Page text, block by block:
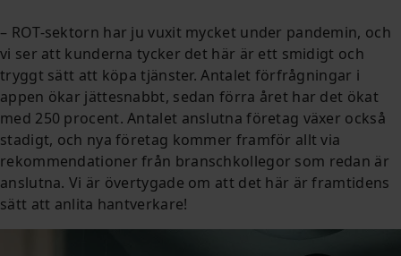
– ROT-sektorn har ju vuxit mycket under pandemin, och
vi ser att kunderna tycker det här är ett smidigt och
tryggt sätt att köpa tjänster. Antalet förfrågningar i
appen ökar jättesnabbt, sedan förra året har det ökat
med 250 procent. Antalet anslutna företag växer också
stadigt, och nya företag kommer framför allt via
rekommendationer från branschkollegor som redan är
anslutna. Vi är övertygade om att det här är framtidens
sätt att anlita hantverkare!